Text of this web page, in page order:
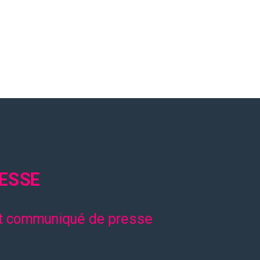
communiqué de presse